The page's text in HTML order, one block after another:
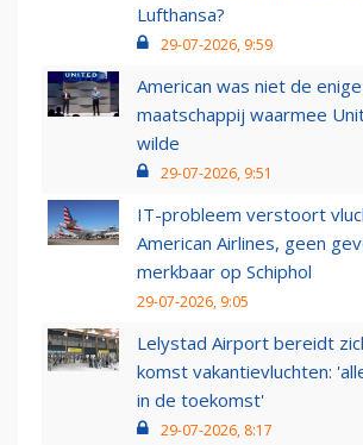
Lufthansa?
29-07-2026, 9:59
American was niet de
maatschappij waarmee
wilde
29-07-2026, 9:51
IT-probleem verstoort
American Airlines, geen
merkbaar op Schiphol
29-07-2026, 9:05
Lelystad Airport bereidt
komst vakantievluchten:
in de toekomst'
29-07-2026, 8:17